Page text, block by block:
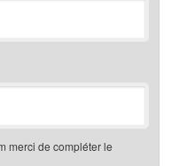
merci de compléter le